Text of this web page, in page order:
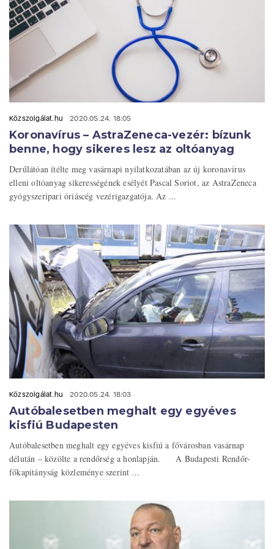
Közszolgálat.hu 2020.05.24. 18:05
Koronavírus – AstraZeneca-vezér: bízunk
benne, hogy sikeres lesz az oltóanyag
Derűlátóan ítélte meg vasárnapi nyilatkozatában az új koronavírus
elleni oltóanyag sikerességének esélyét Pascal Soriot, az AstraZeneca
gyógyszeripari óriáscég vezérigazgatója. Az ...
Közszolgálat.hu 2020.05.24. 18:03
Autóbalesetben meghalt egy egyéves
kisfiú Budapesten
Autóbalesetben meghalt egy egyéves kisfiú a fővárosban vasárnap
délután – közölte a rendőrség a honlapján. A Budapesti Rendőr-
főkapitányság közleménye szerint ...